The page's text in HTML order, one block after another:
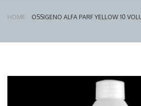
HOME OSSIGENO ALFA PARF YELLOW 10